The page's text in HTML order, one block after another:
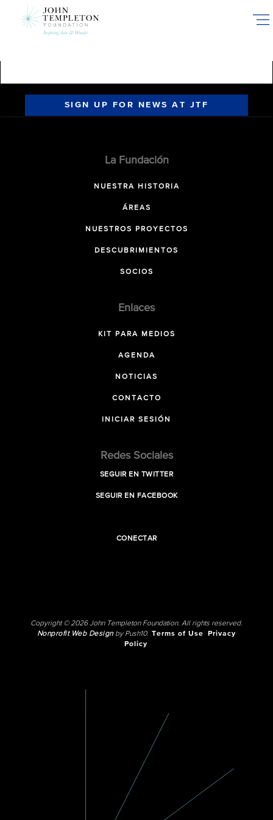
SIGN UP FOR NEWS AT JTF
La Fundación
NUESTRA HISTORIA
ÁREAS
NUESTROS PROYECTOS
DESCUBRIMIENTOS
SOCIOS
Enlaces
KIT PARA MEDIOS
AGENDA
NOTICIAS
CONTACTO
INICIAR SESIÓN
Redes Sociales
SEGUIR EN TWITTER
SEGUIR EN FACEBOOK
CONECTAR
Copyright © 2026 John Templeton Foundation. All rights reserved.
Nonprofit Web Designby Push10. Terms of Use
Privacy
Policy